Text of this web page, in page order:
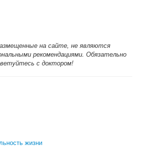
на сайте, не являются
рекомендациями. Обязательно
с доктором!
жизни